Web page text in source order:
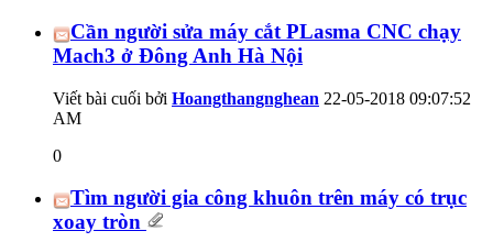
Cần người sửa máy cắt PLasma CNC chạy
Mach3 ở Đông Anh Hà Nội
Viết bài cuối bởi Hoangthangnghean 22-05-2018 09:07:52
AM
0
Tìm người gia công khuôn trên máy có trục
xoay tròn